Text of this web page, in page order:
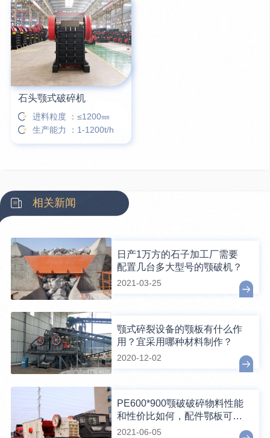
石头颚式破碎机
进料粒度 ：≤1200㎜
生产能力 ：1-1200t/h
相关新闻
日产1万方的石子加工厂需要
配置几台多大型号的颚破机？
2021-03-25
颚式碎裂设备的颚板有什么作
用？宜采用哪种材料制作？
2020-12-02
PE600*900颚破破碎物料性能
和性价比如何，配件鄂板可换
吗？
2021-06-05